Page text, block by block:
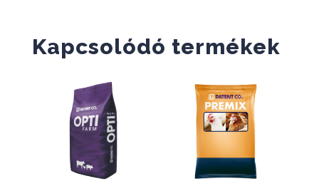
Kapcsolódó termékek